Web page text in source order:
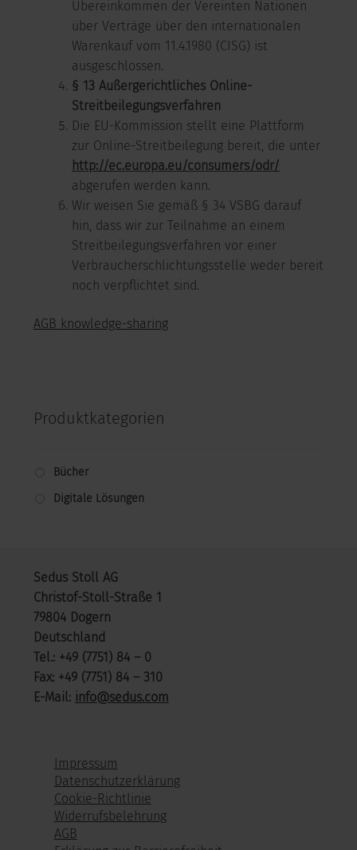
Übereinkommen der Vereinten Nationen
über Verträge über den internationalen
Warenkauf vom 11.4.1980 (CISG) ist
ausgeschlossen.
§ 13 Außergerichtliches Online-
Streitbeilegungsverfahren
Die EU-Kommission stellt eine Plattform
zur Online-Streitbeilegung bereit, die unter
http://ec.europa.eu/consumers/odr/
abgerufen werden kann.
Wir weisen Sie gemäß § 34 VSBG darauf
hin, dass wir zur Teilnahme an einem
Streitbeilegungsverfahren vor einer
Verbraucherschlichtungsstelle weder bereit
noch verpflichtet sind.
AGB knowledge-sharing
Produktkategorien
Bücher
Digitale Lösungen
Sedus Stoll AG
Christof-Stoll-Straße 1
79804 Dogern
Deutschland
Tel.: +49 (7751) 84 – 0
Fax: +49 (7751) 84 – 310
E-Mail:
info@sedus.com
Impressum
Datenschutzerklärung
Cookie-Richtlinie
Widerrufsbelehrung
AGB